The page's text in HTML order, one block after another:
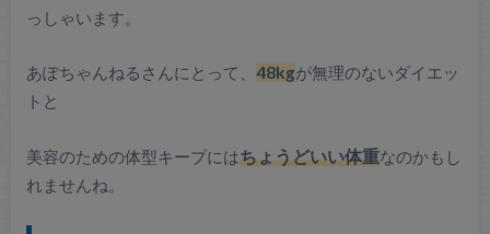
っしゃいます。
あぽちゃんねるさんにとって、 48kgが無理のないダイエッ
トと
美容のための体型キープにはちょうどいい体重なのかもし
れませんね。